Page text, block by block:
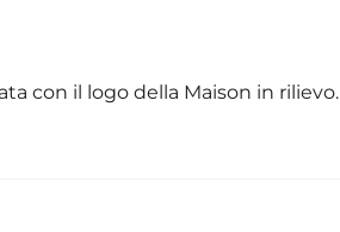
con il logo della Maison in rilievo.